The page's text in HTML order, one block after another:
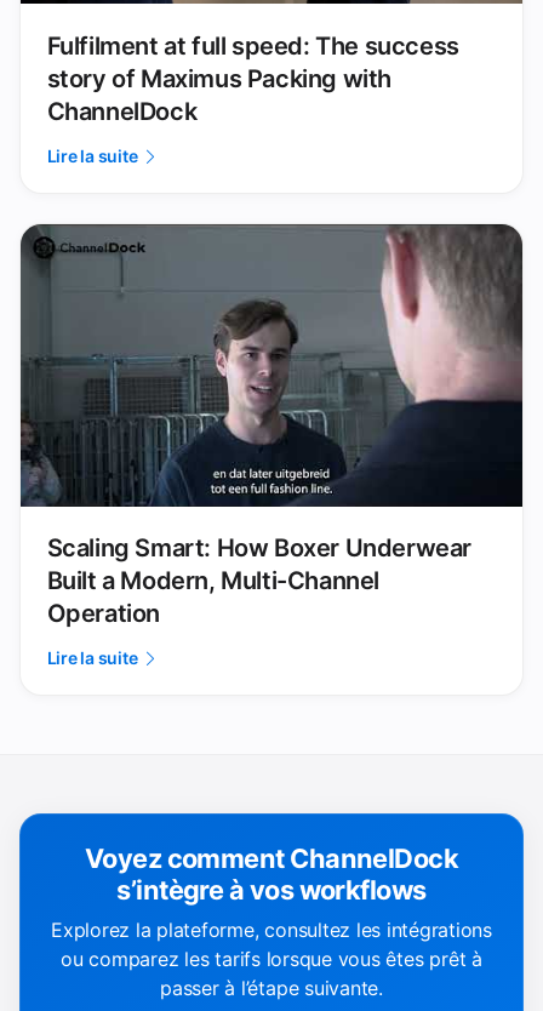
Fulfilment at full speed: The success
story of Maximus Packing with
ChannelDock
Lire la suite
Scaling Smart: How Boxer Underwear
Built a Modern, Multi-Channel
Operation
Lire la suite
Voyez comment ChannelDock
s’intègre à vos workflows
Explorez la plateforme, consultez les intégrations
ou comparez les tarifs lorsque vous êtes prêt à
passer à l’étape suivante.